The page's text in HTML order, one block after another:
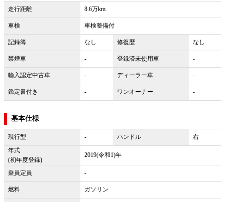
走行距離 8.6万km
車検 車検整備付
記録簿 なし 修復歴 なし
禁煙車 - 登録済未使用車 -
輸入認定中古車 - ディーラー車 -
鑑定書付き - ワンオーナー -
基本仕様
現行型 - ハンドル
右
年式
(初年度登録)
2019(令和1)年
乗員定員 -
燃料 ガソリン